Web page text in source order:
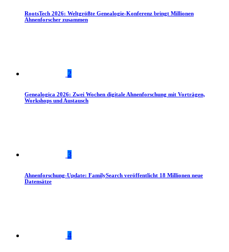
RootsTech 2026: Weltgrößte Genealogie-Konferenz bringt Millionen
Ahnenforscher zusammen
2
Genealogica 2026: Zwei Wochen digitale Ahnenforschung mit Vorträgen,
Workshops und Austausch
3
Ahnenforschung-Update: FamilySearch veröffentlicht 18 Millionen neue
Datensätze
4